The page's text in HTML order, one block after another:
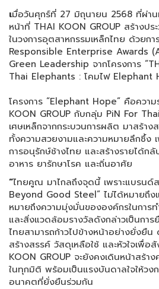
เมื่อวันศุกร์ที่ 27 มิถุนายน 2568 ที่ผ่าน
หน้าที่ THAI KOON GROUP สร้างปร
ในวงการอุตสาหกรรมเหล็กไทย ด้วยกา
Responsible Enterprise Awards
Green Leadership จากโครงการ
Thai Elephants : โคมไฟ Elephant
โครงการ “Elephant Hope” คือความ
KOON GROUP กับกลุ่ม PiN For
เศษเหล็กจากกระบวนการผลิต มาสร้า
ทั้งความสวยงามและความหมายลึกซึ้
การอนุรักษ์ช้างไทย และสร้างรายได้กลั
อาหาร ยารักษาโรค และถิ่นอาศัย
“ไทยคูณ มาไกลถึงจุดนี้ เพราะแบรน
Beyond Good Steel” ไม่ได้หมายถึ
หมายถึงความมุ่งมั่นขององค์กรในการ
และสิ่งแวดล้อมรางวัลดังกล่าวเป็นกา
ไทยสามารถก้าวไปข้างหน้าอย่างยั่งยื
สร้างสรรค์ วัสดุเหลือใช้ และหัวใจเพื่อ
KOON GROUP จะยังคงเดินหน้าสร้า
ในทุกมิติ พร้อมเป็นแรงบันดาลใจให้วง
อนาคตที่ยั่งยืนร่วมกัน